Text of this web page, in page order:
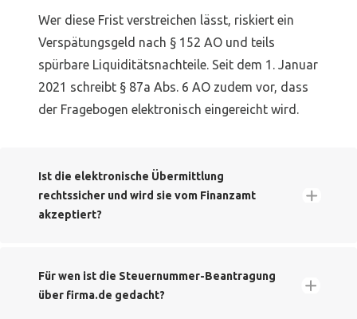
Wer diese Frist verstreichen lässt, riskiert ein
Verspätungsgeld nach § 152 AO und teils
spürbare Liquiditätsnachteile. Seit dem 1. Januar
2021 schreibt § 87a Abs. 6 AO zudem vor, dass
der Fragebogen elektronisch eingereicht wird.
Ist die elektronische Übermittlung
rechtssicher und wird sie vom Finanzamt
akzeptiert?
Für wen ist die Steuernummer-Beantragung
über firma.de gedacht?